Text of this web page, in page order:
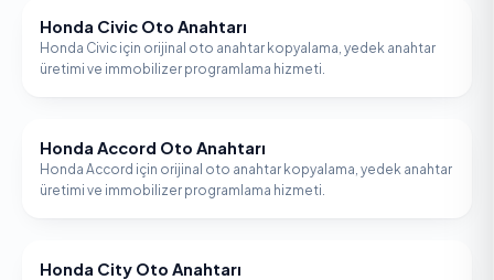
HONDA
Honda Civic Oto Anahtarı
Honda Civic için orijinal oto anahtar kopyalama, yedek anahtar
üretimi ve immobilizer programlama hizmeti.
HONDA
Honda Accord Oto Anahtarı
Honda Accord için orijinal oto anahtar kopyalama, yedek anahtar
üretimi ve immobilizer programlama hizmeti.
HONDA
Honda City Oto Anahtarı